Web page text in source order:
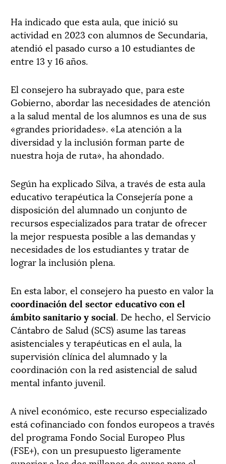
Ha indicado que esta aula, que inició su
actividad en 2023 con alumnos de Secundaria,
atendió el pasado curso a 10 estudiantes de
entre 13 y 16 años.
El consejero ha subrayado que, para este
Gobierno, abordar las necesidades de atención
a la salud mental de los alumnos es una de sus
«grandes prioridades». «La atención a la
diversidad y la inclusión forman parte de
nuestra hoja de ruta», ha ahondado.
Según ha explicado Silva, a través de esta aula
educativo terapéutica la Consejería pone a
disposición del alumnado un conjunto de
recursos especializados para tratar de ofrecer
la mejor respuesta posible a las demandas y
necesidades de los estudiantes y tratar de
lograr la inclusión plena.
En esta labor, el consejero ha puesto en valor la
coordinación del sector educativo con el
ámbito sanitario y social. De hecho, el Servicio
Cántabro de Salud (SCS) asume las tareas
asistenciales y terapéuticas en el aula, la
supervisión clínica del alumnado y la
coordinación con la red asistencial de salud
mental infanto juvenil.
A nivel económico, este recurso especializado
está cofinanciado con fondos europeos a través
del programa Fondo Social Europeo Plus
(FSE+), con un presupuesto ligeramente